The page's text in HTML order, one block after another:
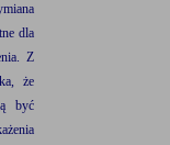
dla
Z
że
być